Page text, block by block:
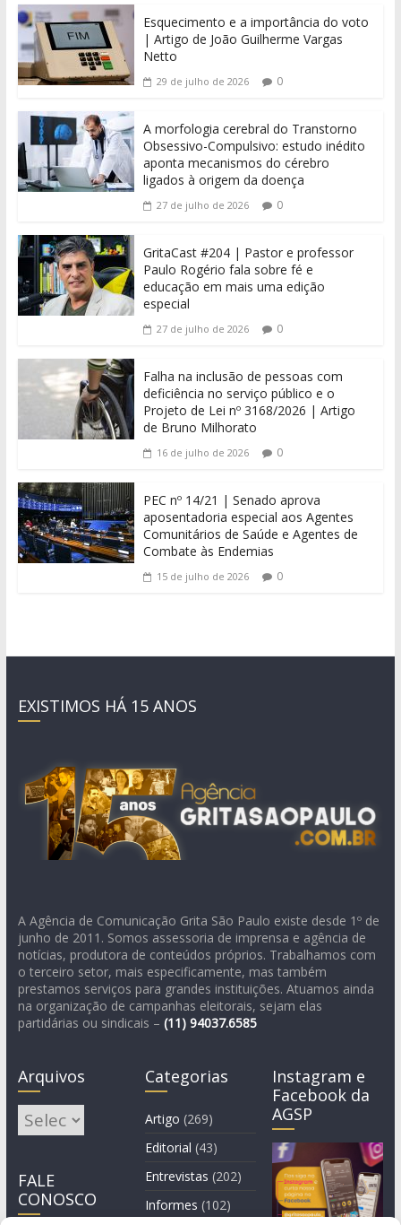
Esquecimento e a importância do voto
| Artigo de João Guilherme Vargas
Netto
29 de julho de 2026 0
A morfologia cerebral do Transtorno
Obsessivo-Compulsivo: estudo inédito
aponta mecanismos do cérebro
ligados à origem da doença
27 de julho de 2026 0
GritaCast #204 | Pastor e professor
Paulo Rogério fala sobre fé e
educação em mais uma edição
especial
27 de julho de 2026 0
Falha na inclusão de pessoas com
deficiência no serviço público e o
Projeto de Lei nº 3168/2026 | Artigo
de Bruno Milhorato
16 de julho de 2026 0
PEC nº 14/21 | Senado aprova
aposentadoria especial aos Agentes
Comunitários de Saúde e Agentes de
Combate às Endemias
15 de julho de 2026 0
EXISTIMOS HÁ 15 ANOS
A Agência de Comunicação Grita São Paulo existe desde 1º de
junho de 2011. Somos assessoria de imprensa e agência de
notícias, produtora de conteúdos próprios. Trabalhamos com
o terceiro setor, mais especificamente, mas também
prestamos serviços para grandes instituições. Atuamos ainda
na organização de campanhas eleitorais, sejam elas
partidárias ou sindicais – (11) 94037.6585
Arquivos
Arquivos
FALE
CONOSCO
Categorias
Artigo (269)
Editorial (43)
Entrevistas (202)
Informes (102)
Instagram e
Facebook da
AGSP